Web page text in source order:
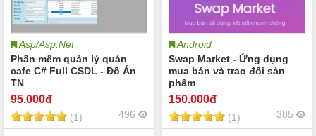
Asp/Asp.Net
Phần mềm quản lý quán
cafe C# Full CSDL - Đồ Án
TN
95.000đ
(1) 496
Android
Swap Market - Ứng dụng
mua bán và trao đổi sản
phẩm
150.000đ
(1) 385